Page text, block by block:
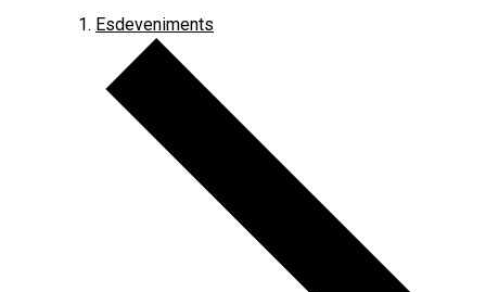
Esdeveniments